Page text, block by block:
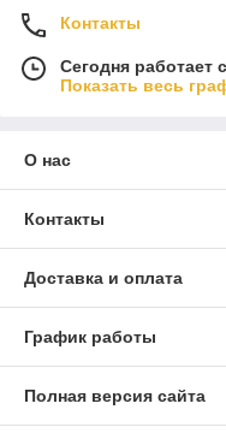
Контакты
Сегодня работает
Показать весь
О нас
Контакты
Доставка и оплата
График работы
Полная версия сайта